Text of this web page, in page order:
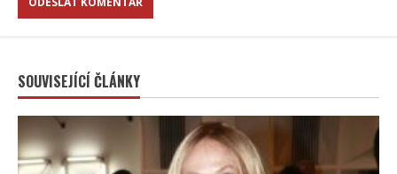
SOUVISEJÍCÍ ČLÁNKY